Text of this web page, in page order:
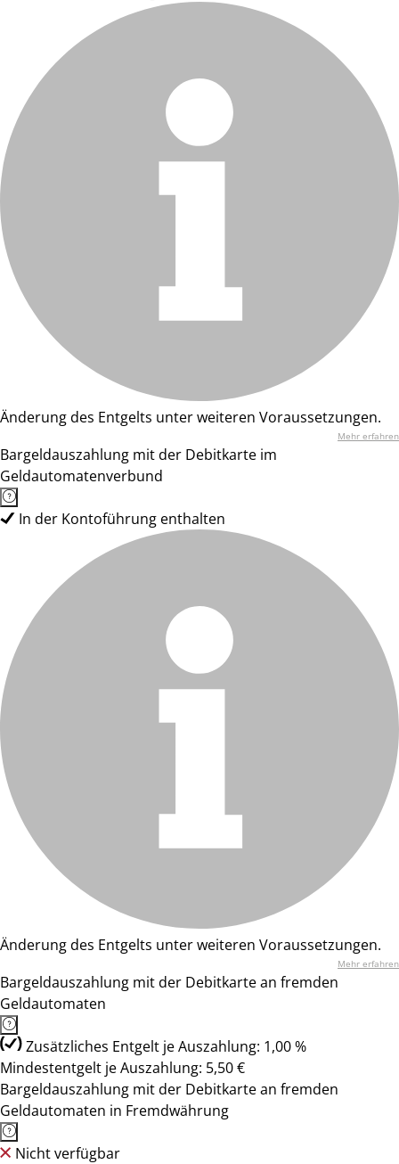
Änderung des Entgelts unter weiteren Voraussetzungen.
Mehr erfahren
Bargeldauszahlung mit der Debitkarte im
Geldautomatenverbund
In der Kontoführung enthalten
Änderung des Entgelts unter weiteren Voraussetzungen.
Mehr erfahren
Bargeldauszahlung mit der Debitkarte an fremden
Geldautomaten
Zusätzliches Entgelt je Auszahlung: 1,00 %
Mindestentgelt je Auszahlung: 5,50 €
Bargeldauszahlung mit der Debitkarte an fremden
Geldautomaten in Fremdwährung
Nicht verfügbar